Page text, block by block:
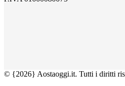
© {2026} Aostaoggi.it. Tutti i diritti